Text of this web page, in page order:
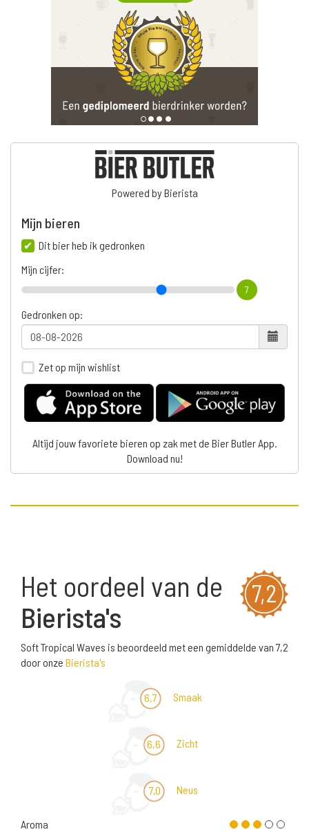
Powered by Bierista
Mijn bieren
Dit bier heb ik gedronken
Mijn cijfer:
7
Gedronken op:
Zet op mijn wishlist
Altijd jouw favoriete bieren op zak met de Bier Butler App.
Download nu!
7,2
Het oordeel van de
Bierista's
Soft Tropical Waves is beoordeeld met een gemiddelde van 7,2
door onze Bierista's
6,7 Smaak
6,6 Zicht
7,0 Neus
Aroma